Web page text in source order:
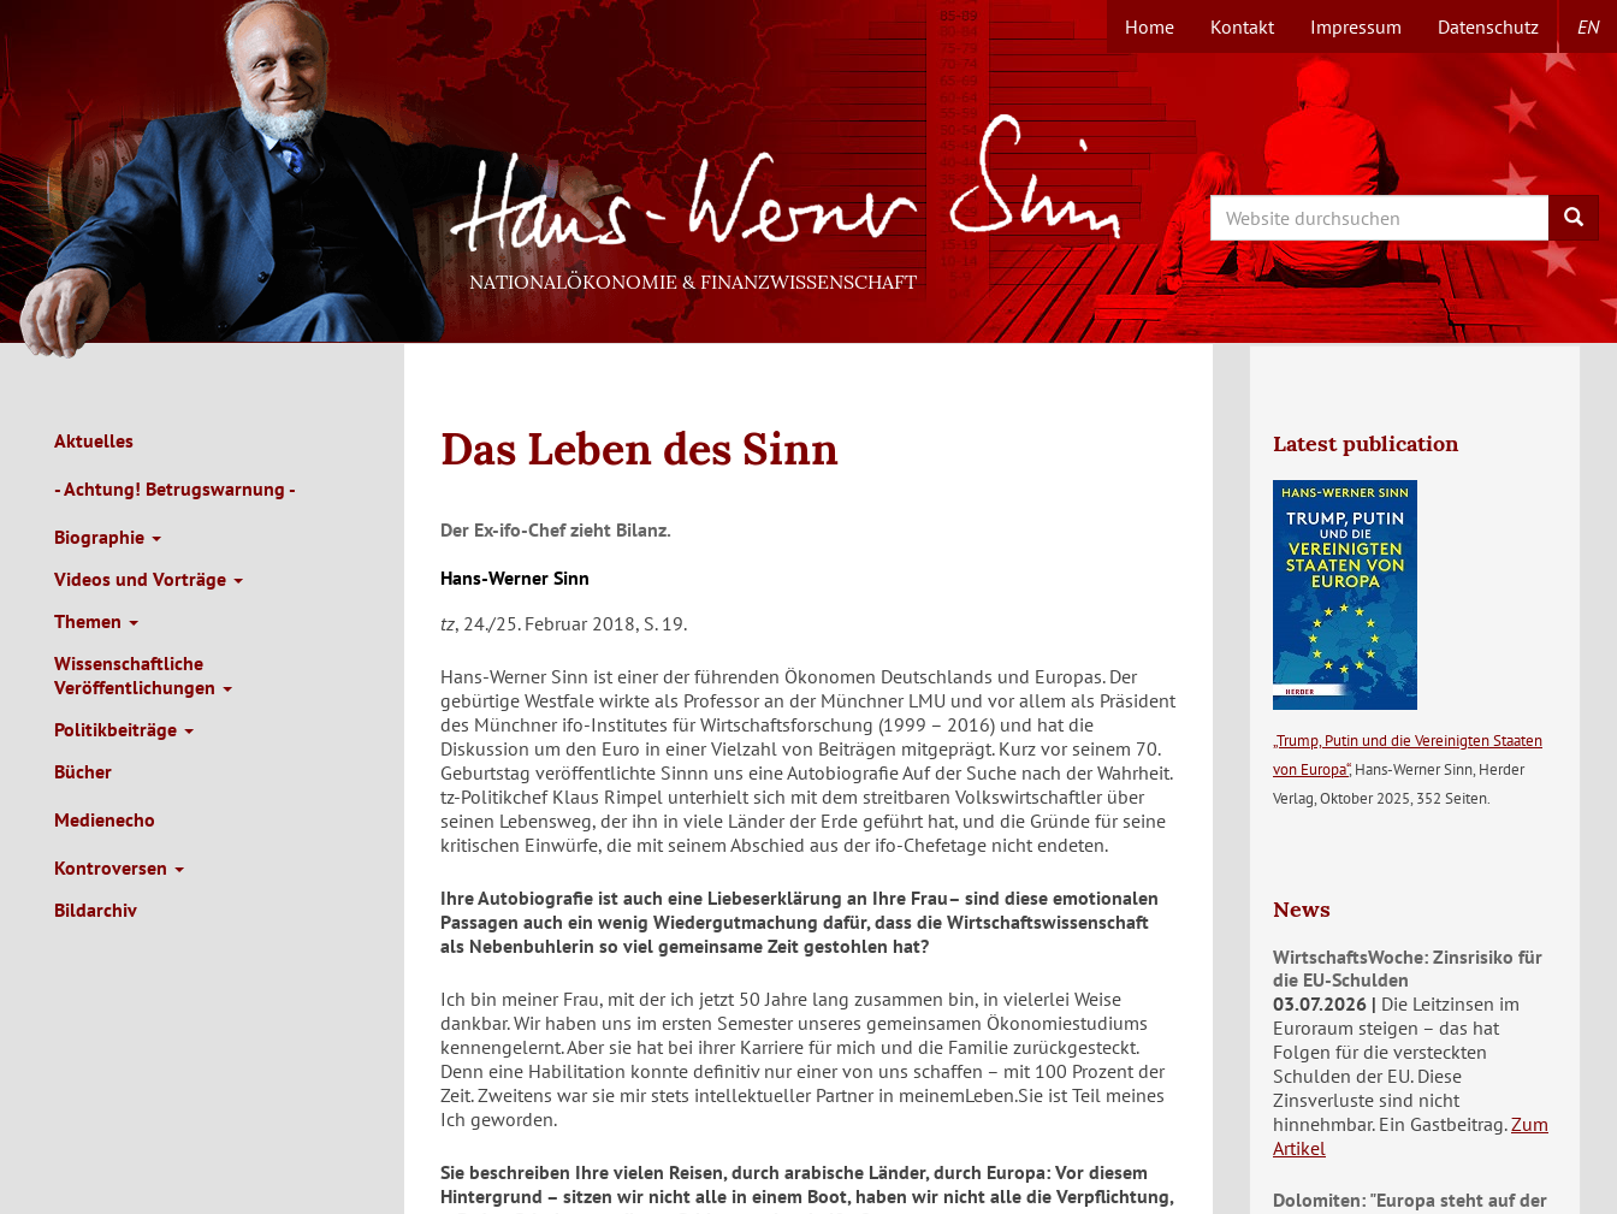
zum
Inhalt
TOPMENÜ
Home Kontakt Impressum Datenschutz EN
NATIONALÖKONOMIE & FINANZWISSENSCHAFT
Search Search
Main
Navigation
Aktuelles
- Achtung! Betrugswarnung -
Biographie
Videos und Vorträge
Themen
Wissenschaftliche
Veröffentlichungen
Politikbeiträge
Bücher
Medienecho
Kontroversen
Bildarchiv
Das Leben des Sinn
Der Ex-ifo-Chef zieht Bilanz.
Hans-Werner Sinn
tz, 24./25. Februar 2018, S. 19.
Hans-Werner Sinn ist einer der führenden Ökonomen Deutschlands und Europas. Der
gebürtige Westfale wirkte als Professor an der Münchner LMU und vor allem als Präsident
des Münchner ifo-Institutes für Wirtschaftsforschung (1999 – 2016) und hat die
Diskussion um den Euro in einer Vielzahl von Beiträgen mitgeprägt. Kurz vor seinem 70.
Geburtstag veröffentlichte Sinnn uns eine Autobiografie Auf der Suche nach der Wahrheit.
tz-Politikchef Klaus Rimpel unterhielt sich mit dem streitbaren Volkswirtschaftler über
seinen Lebensweg, der ihn in viele Länder der Erde geführt hat, und die Gründe für seine
kritischen Einwürfe, die mit seinem Abschied aus der ifo-Chefetage nicht endeten.
Ihre Autobiografie ist auch eine Liebeserklärung an Ihre Frau– sind diese emotionalen
Passagen auch ein wenig Wiedergutmachung dafür, dass die Wirtschaftswissenschaft
als Nebenbuhlerin so viel gemeinsame Zeit gestohlen hat?
Ich bin meiner Frau, mit der ich jetzt 50 Jahre lang zusammen bin, in vielerlei Weise
dankbar. Wir haben uns im ersten Semester unseres gemeinsamen Ökonomiestudiums
kennengelernt. Aber sie hat bei ihrer Karriere für mich und die Familie zurückgesteckt.
Denn eine Habilitation konnte definitiv nur einer von uns schaffen – mit 100 Prozent der
Zeit. Zweitens war sie mir stets intellektueller Partner in meinemLeben.Sie ist Teil meines
Ich geworden.
Sie beschreiben Ihre vielen Reisen, durch arabische Länder, durch Europa: Vor diesem
Hintergrund – sitzen wir nicht alle in einem Boot, haben wir nicht alle die Verpflichtung,
Latest publication
„Trump, Putin und die Vereinigten Staaten
von Europa“, Hans-Werner Sinn, Herder
Verlag, Oktober 2025, 352 Seiten.
News
WirtschaftsWoche: Zinsrisiko für
die EU-Schulden
03.07.2026
Die Leitzinsen im
Euroraum steigen – das hat
Folgen für die versteckten
Schulden der EU. Diese
Zinsverluste sind nicht
hinnehmbar. Ein Gastbeitrag. Zum
Artikel
Dolomiten: "Europa steht auf der